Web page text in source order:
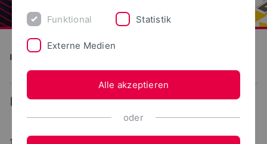
Institut für Wissenschaftsdialog
... Aktuelles
18.07.2024
Funktional Statistik
Externe Medien
Alle akzeptieren
oder